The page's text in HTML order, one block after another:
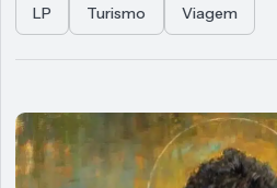
LP Turismo Viagem
Articles